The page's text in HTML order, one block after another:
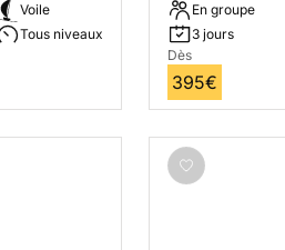
Voile
Tous niveaux
En groupe
3 jours
Dès
395€